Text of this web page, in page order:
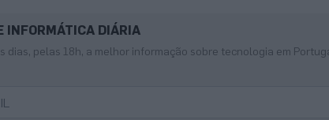
INFORMÁTICA DIÁRIA
dias, pelas 18h, a melhor informação sobre tecnologia em